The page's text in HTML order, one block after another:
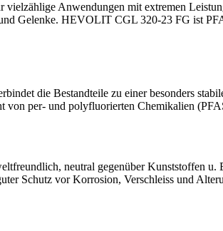
Anwendungen mit extremen
Gelenke. HEVOLIT CGL 320-23 FG ist
die Bestandteile zu einer besonders
von per- und polyfluorierten Chemikalien
neutral gegenüber Kunststoffen u.
Schutz vor Korrosion, Verschleiss und